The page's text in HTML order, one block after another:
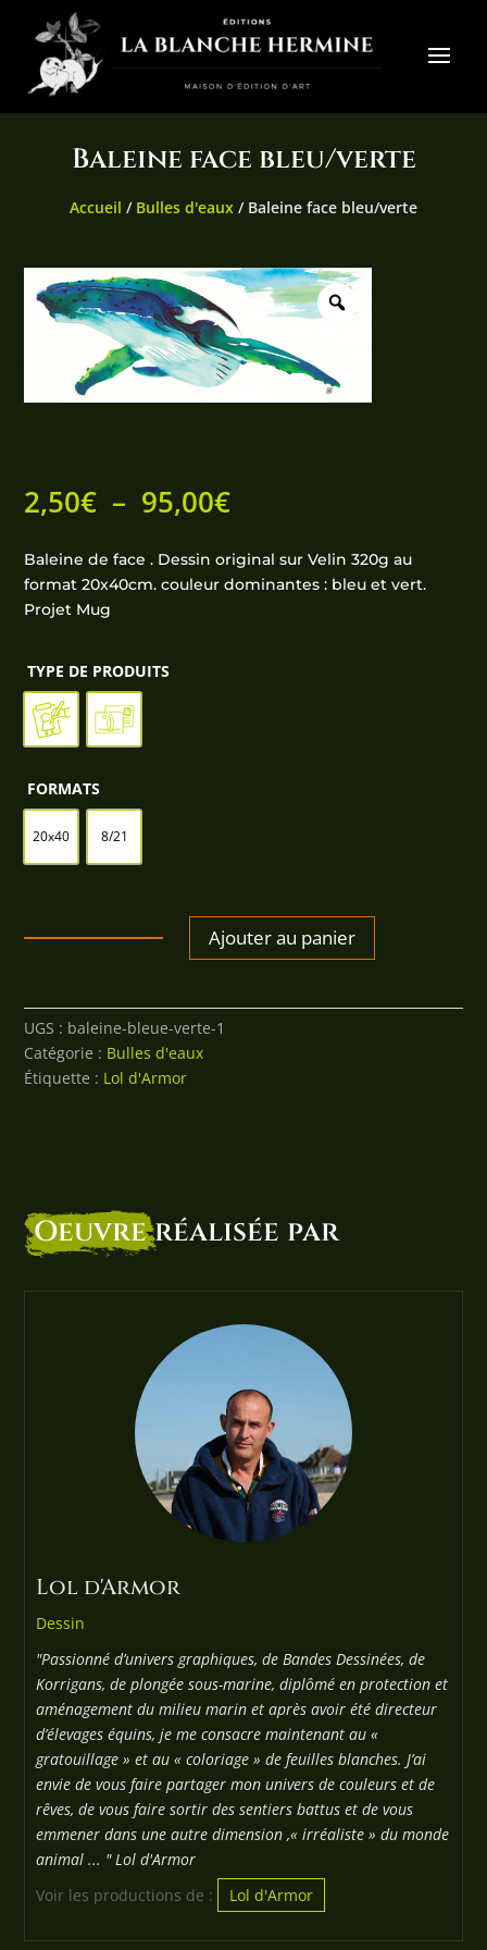
Baleine face bleu/verte
Accueil / Bulles d'eaux / Baleine face bleu/verte
2,50€ – 95,00€Plage
prix :
2,50€
à
Baleine de face . Dessin original sur Velin 320g au
format 20x40cm. couleur dominantes : bleu et vert.
Projet Mug
TYPE DE PRODUITS
FORMATS
20x40 8/21
FACE
BLEU/VERTE
Ajouter au panier
UGS : baleine-bleue-verte-1
Catégorie : Bulles d'eaux
Étiquette : Lol d'Armor
Oeuvreréalisée par
Lol d'Armor
Dessin
"Passionné d’univers graphiques, de Bandes Dessinées, de
Korrigans, de plongée sous-marine, diplômé en protection et
aménagement du milieu marin et après avoir été directeur
d’élevages équins, je me consacre maintenant au «
gratouillage » et au « coloriage » de feuilles blanches. J’ai
envie de vous faire partager mon univers de couleurs et de
rêves, de vous faire sortir des sentiers battus et de vous
emmener dans une autre dimension ,« irréaliste » du monde
animal ... " Lol d'Armor
Voir les productions de :
Lol d'Armor